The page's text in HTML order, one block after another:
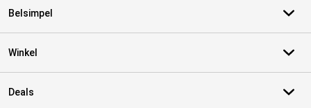
Belsimpel
Winkel
Deals